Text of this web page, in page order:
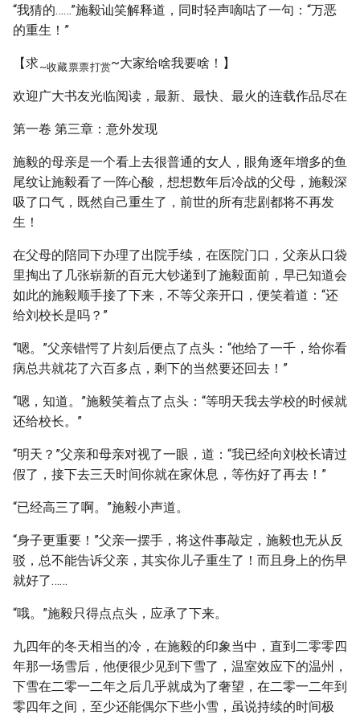
“我猜的……”施毅讪笑解释道，同时轻声嘀咕了一句：“万恶
的重生！”
【求~收藏票票打赏~大家给啥我要啥！】
欢迎广大书友光临阅读，最新、最快、最火的连载作品尽在
第一卷 第三章：意外发现
施毅的母亲是一个看上去很普通的女人，眼角逐年增多的鱼
尾纹让施毅看了一阵心酸，想想数年后冷战的父母，施毅深
吸了口气，既然自己重生了，前世的所有悲剧都将不再发
生！
在父母的陪同下办理了出院手续，在医院门口，父亲从口袋
里掏出了几张崭新的百元大钞递到了施毅面前，早已知道会
如此的施毅顺手接了下来，不等父亲开口，便笑着道：“还
给刘校长是吗？”
“嗯。”父亲错愕了片刻后便点了点头：“他给了一千，给你看
病总共就花了六百多点，剩下的当然要还回去！”
“嗯，知道。”施毅笑着点了点头：“等明天我去学校的时候就
还给校长。”
“明天？”父亲和母亲对视了一眼，道：“我已经向刘校长请过
假了，接下去三天时间你就在家休息，等伤好了再去！”
“已经高三了啊。”施毅小声道。
“身子更重要！”父亲一摆手，将这件事敲定，施毅也无从反
驳，总不能告诉父亲，其实你儿子重生了！而且身上的伤早
就好了……
“哦。”施毅只得点点头，应承了下来。
九四年的冬天相当的冷，在施毅的印象当中，直到二零零四
年那一场雪后，他便很少见到下雪了，温室效应下的温州，
下雪在二零一二年之后几乎就成为了奢望，在二零一二年到
零四年之间，至少还能偶尔下些小雪，虽说持续的时间极